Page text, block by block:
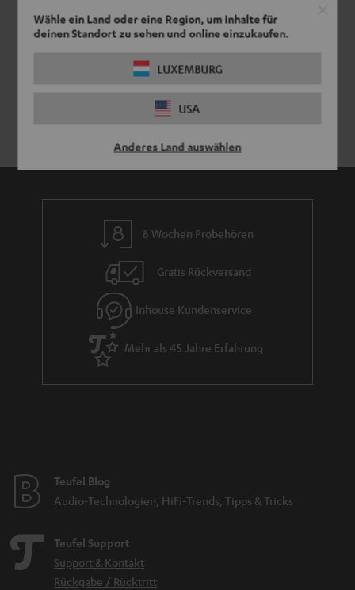
Wähle ein Land oder eine Region, um Inhalte für
deinen Standort zu sehen und online einzukaufen.
LUXEMBURG
USA
Anderes Land auswählen
8 Wochen Probehören
Gratis Rückversand
Inhouse Kundenservice
Mehr als 45 Jahre Erfahrung
Teufel Blog
Audio-Technologien, HiFi-Trends, Tipps & Tricks
Teufel Support
Support & Kontakt
Rückgabe / Rücktritt